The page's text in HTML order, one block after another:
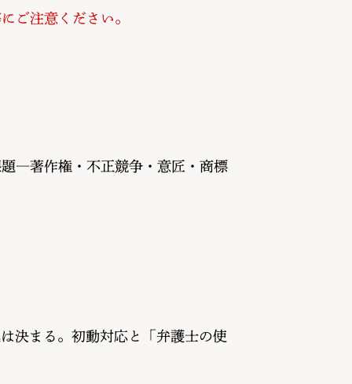
ご注意ください。
―著作権・不正競争・意匠・商標
決まる。初動対応と「弁護士の使